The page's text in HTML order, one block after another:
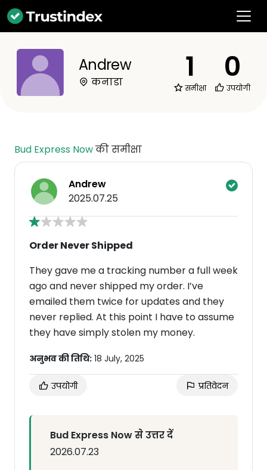
Andrew
कनाडा 1
समीक्षा
0
उपयोगी
Bud Express Nowकी समीक्षा
Andrew
2025.07.25
Order Never Shipped
They gave me a tracking number a full week
ago and never shipped my order. I’ve
emailed them twice for updates and they
never replied. At this point I have to assume
they have simply stolen my money.
अनुभव की तिथि: 18 July, 2025
उपयोगी प्रतिवेदन
Bud Express Now से उत्तर दें
2026.07.23